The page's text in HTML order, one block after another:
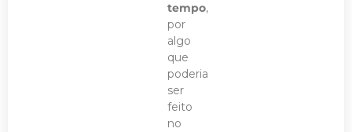
tempo,
por
algo
que
poderia
ser
feito
no